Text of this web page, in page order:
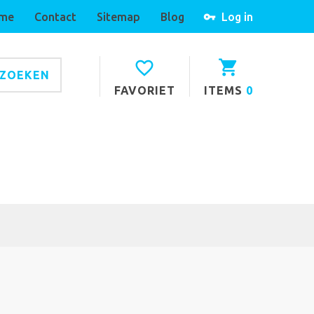
Log in
Contact Sitemap Blog
ITEMS 0
FAVORIET
ZOEKEN